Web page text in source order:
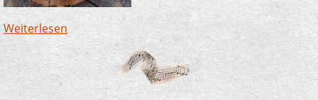
Weiterlesenüber Zwergenwanderweg in Finnentrop - wir
sind dabei!